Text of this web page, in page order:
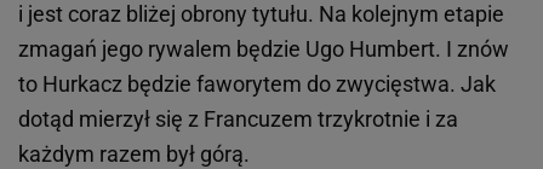
i jest coraz bliżej obrony tytułu. Na kolejnym etapie
zmagań jego rywalem będzie Ugo Humbert. I znów
to Hurkacz będzie faworytem do zwycięstwa. Jak
dotąd mierzył się z Francuzem trzykrotnie i za
każdym razem był górą.